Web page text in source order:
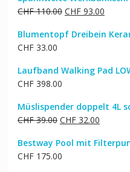
CHF110.00 Ursprünglicher
war:
CHF93.00
ist:
Blumentopf Dreibein
CHF33.00
Laufband Walking Pad
CHF398.00
Müslispender doppelt 4L
CHF39.00 Ursprünglicher
war:
CHF 39.00
CHF32.00Aktueller
ist:
Bestway Pool mit
CHF175.00